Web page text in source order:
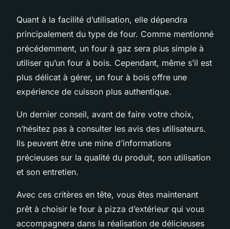
Quant à la facilité d’utilisation, elle dépendra
principalement du type de four. Comme mentionné
précédemment, un four à gaz sera plus simple à
utiliser qu’un four à bois. Cependant, même s’il est
plus délicat à gérer, un four à bois offre une
expérience de cuisson plus authentique.
Un dernier conseil, avant de faire votre choix,
n’hésitez pas à consulter les avis des utilisateurs.
Ils peuvent être une mine d’informations
précieuses sur la qualité du produit, son utilisation
et son entretien.
Avec ces critères en tête, vous êtes maintenant
prêt à choisir le four à pizza d’extérieur qui vous
accompagnera dans la réalisation de délicieuses